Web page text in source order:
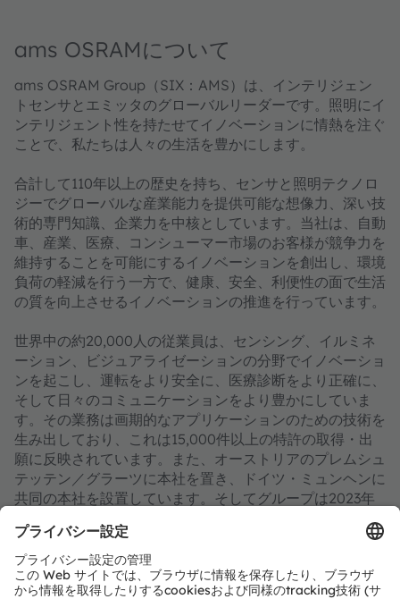
ams OSRAMについて
ams OSRAM Group（SIX：AMS）は、インテリジェン
トセンサとエミッタのグローバルリーダーです。照明にイ
ンテリジェント性を持たせてイノベーションに情熱を注ぐ
ことで、私たちは人々の生活を豊かにします。
合計して110年以上の歴史を持ち、センサと照明テクノロ
ジーでグローバルな産業能力を提供可能な想像力、深い技
術的専門知識、企業力を中核としています。当社は、自動
車、産業、医療、コンシューマー市場のお客様が競争力を
維持することを可能にするイノベーションを創出し、環境
負荷の軽減を行う一方で、健康、安全、利便性の面で生活
の質を向上させるイノベーションの推進を行っています。
世界中の約20,000人の従業員は、センシング、イルミネ
ーション、ビジュアライゼーションの分野でイノベーショ
ンを起こし、運転をより安全に、医療診断をより正確に、
そして日々のコミュニケーションをより豊かにしていま
す。その業務は画期的なアプリケーションのための技術を
生み出しており、これは15,000件以上の特許の取得・出
願に反映されています。また、オーストリアのプレムシュ
テッテン／グラーツに本社を置き、ドイツ・ミュンヘンに
共同の本社を設置しています。そしてグループは2023年
は、スイス証券取引所に上場しています（ISIN：
AT0000A18XM4）。